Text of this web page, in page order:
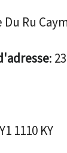
Ru
:
1110 KY